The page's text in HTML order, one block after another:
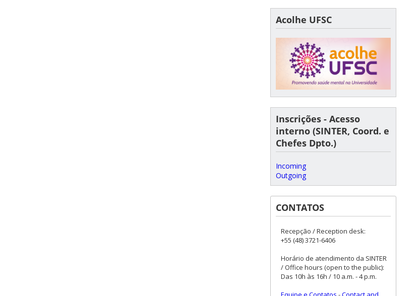
Acolhe UFSC
Inscrições - Acesso
interno (SINTER, Coord. e
Chefes Dpto.)
Incoming
Outgoing
CONTATOS
Recepção / Reception desk:
+55 (48) 3721-6406
Horário de atendimento da SINTER
/ Office hours (open to the public):
Das 10h às 16h / 10 a.m. - 4 p.m.